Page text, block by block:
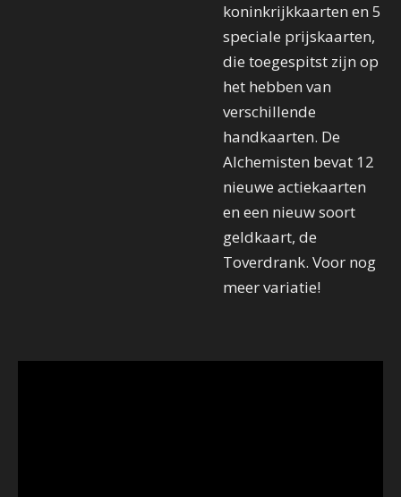
koninkrijkkaarten en 5
speciale prijskaarten,
die toegespitst zijn op
het hebben van
verschillende
handkaarten. De
Alchemisten bevat 12
nieuwe actiekaarten
en een nieuw soort
geldkaart, de
Toverdrank. Voor nog
meer variatie!